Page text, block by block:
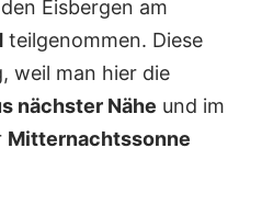
Eisbergen am
teilgenommen. Diese
weil man hier die
nächster Nähe und im
Mitternachtssonne